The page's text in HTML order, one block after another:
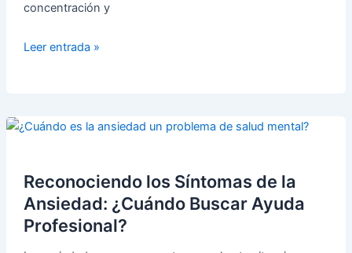
concentración y
Cómo
para
Productivo
y
Menos
Estresado
Leer entrada »
Reconociendo los Síntomas de la
Ansiedad: ¿Cuándo Buscar Ayuda
Profesional?